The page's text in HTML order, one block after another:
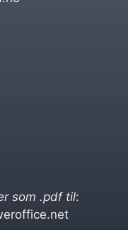
som .pdf til: